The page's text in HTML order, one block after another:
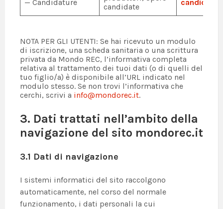
— Candidature
candidate
candidati
NOTA PER GLI UTENTI: Se hai ricevuto un modulo
di iscrizione, una scheda sanitaria o una scrittura
privata da Mondo REC, l’informativa completa
relativa al trattamento dei tuoi dati (o di quelli del
tuo figlio/a) è disponibile all’URL indicato nel
modulo stesso. Se non trovi l’informativa che
cerchi, scrivi a info@mondorec.it.
3. Dati trattati nell’ambito della
navigazione del sito mondorec.it
3.1 Dati di navigazione
I sistemi informatici del sito raccolgono
automaticamente, nel corso del normale
funzionamento, i dati personali la cui